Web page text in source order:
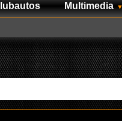
Multimedia